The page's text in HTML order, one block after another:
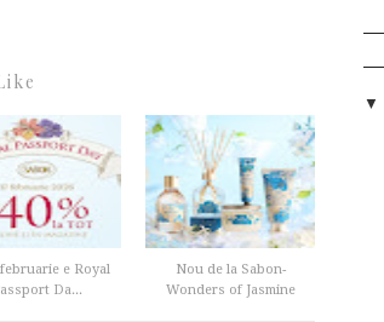
februarie e Royal
Da...
Nou de la Sabon-
Wonders of Jasmine
▼